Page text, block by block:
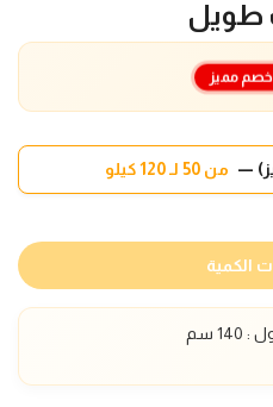
طويل
خصم مميز
— من 50 لـ 120 كيلو
الكمية